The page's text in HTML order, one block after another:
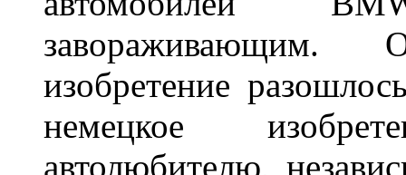
завораживающим.
изобретение
немецкое
автолюбителю,